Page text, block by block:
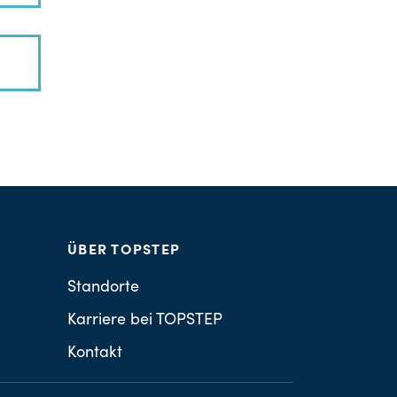
ÜBER TOPSTEP
Standorte
Karriere bei TOPSTEP
Kontakt